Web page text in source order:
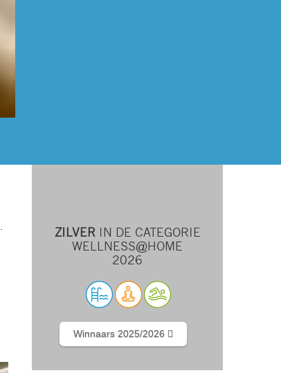
ZILVER IN DE CATEGORIE
WELLNESS@HOME
2026
Winnaars 2025/2026